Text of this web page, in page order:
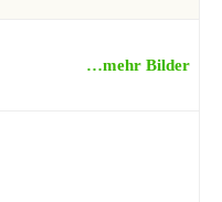
…mehr Bilder